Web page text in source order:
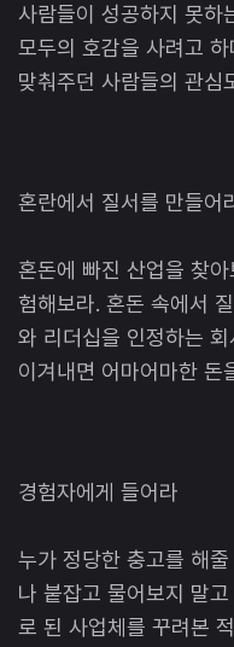
사람들이 성공하지 못하
모두의 호감을 사려고
맞춰주던 사람들의 관심
혼란에서 질서를 만들어
혼돈에 빠진 산업을 찾
험해보라. 혼돈 속에서
와 리더십을 인정하는
이겨내면 어마어마한 돈
경험자에게 들어라
누가 정당한 충고를 해
나 붙잡고 물어보지 말
로 된 사업체를 꾸려본